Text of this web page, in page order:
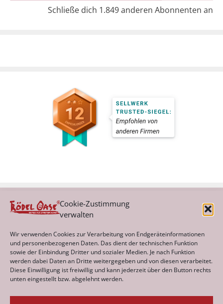
Cookie-Zustimmung
verwalten
Wir verwenden Cookies zur Verarbeitung von Endgeräteinformationen
und personenbezogenen Daten. Das dient der technischen Funktion
sowie der Einbindung Dritter und sozialer Medien. Je nach Funktion
werden dabei Daten an Dritte weitergegeben und von diesen verarbeitet.
Diese Einwilligung ist freiwillig und kann jederzeit über den Button rechts
unten eingestellt bzw. abgelehnt werden.
Schließe dich 1.849 anderen Abonnenten an
Archiv